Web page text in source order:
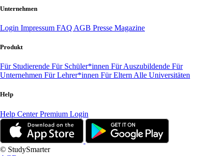
Unternehmen
Login Impressum FAQ AGB Presse Magazine
Produkt
Für Studierende Für Schüler*innen Für Auszubildende Für
Unternehmen Für Lehrer*innen Für Eltern Alle Universitäten
Help
Help CenterPremium Login
© StudySmarter